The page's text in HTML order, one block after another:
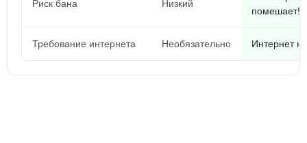
Риск бана Низкий
помешает!
Требование интернета Необязательно Интернет